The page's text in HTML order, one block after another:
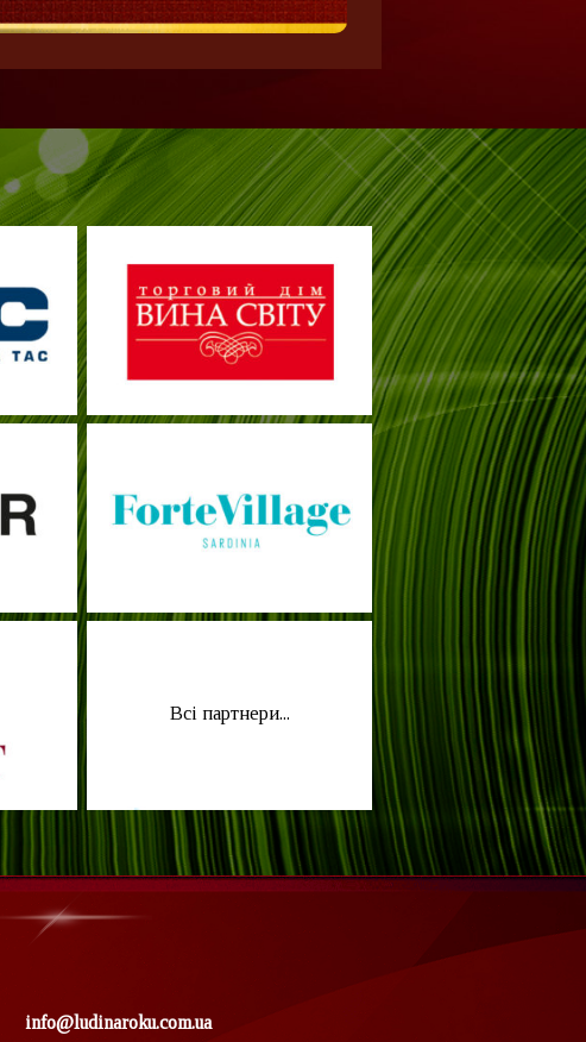
Всі партнери...
info@ludinaroku.com.ua